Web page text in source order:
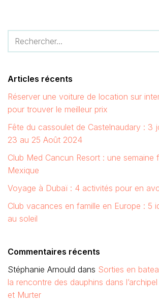
Articles récents
Réserver une voiture de location sur
pour trouver le meilleur prix
Fête du cassoulet de Castelnaudary : 3
23 au 25 Août 2024
Club Med Cancun Resort : une semaine
Mexique
Voyage à Dubaï : 4 activités pour en
Club vacances en famille en Europe : 5
au soleil
Commentaires récents
Stéphanie Arnould dans Sorties en
la rencontre des dauphins dans
et Murter